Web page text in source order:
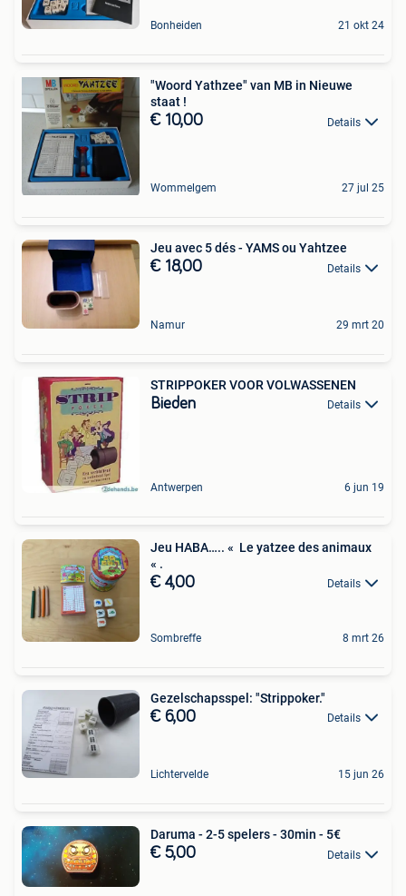
Bonheiden 21 okt 24
"Woord Yathzee" van MB in Nieuwe
staat !
€ 10,00 Details
Wommelgem 27 jul 25
Jeu avec 5 dés - YAMS ou Yahtzee
€ 18,00 Details
Namur 29 mrt 20
STRIPPOKER VOOR VOLWASSENEN
Bieden Details
Antwerpen 6 jun 19
Jeu HABA….. « Le yatzee des animaux
« .
€ 4,00 Details
Sombreffe 8 mrt 26
Gezelschapsspel: "Strippoker."
€ 6,00 Details
Lichtervelde 15 jun 26
Daruma - 2-5 spelers - 30min - 5€
€ 5,00 Details